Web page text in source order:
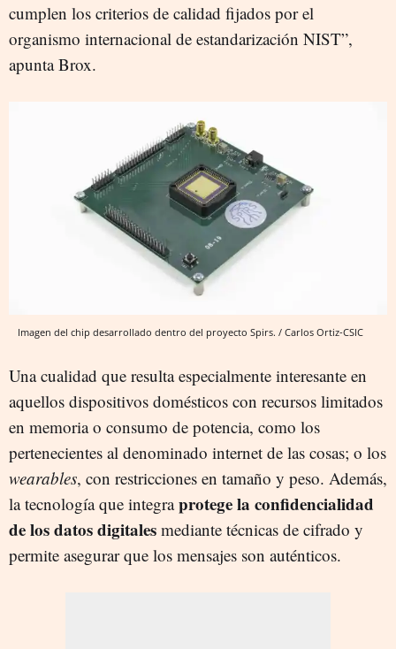
cumplen los criterios de calidad fijados por el
organismo internacional de estandarización NIST”,
apunta Brox.
Imagen del chip desarrollado dentro del proyecto Spirs. / Carlos Ortiz-CSIC
Una cualidad que resulta especialmente interesante en
aquellos dispositivos domésticos con recursos limitados
en memoria o consumo de potencia, como los
pertenecientes al denominado internet de las cosas; o los
wearables, con restricciones en tamaño y peso. Además,
la tecnología que integraprotege la confidencialidad
de los datos digitales mediante técnicas de cifrado y
permite asegurar que los mensajes son auténticos.